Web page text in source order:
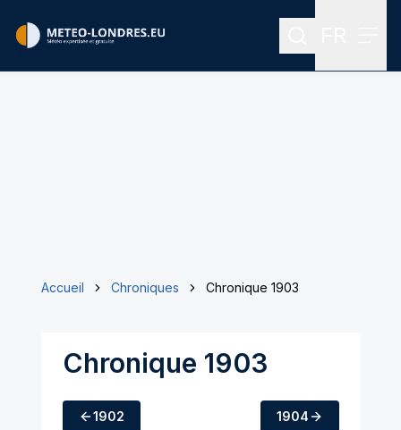
Rechercher
Accueil Chroniques Chronique 1903
Chronique 1903
1902 1904